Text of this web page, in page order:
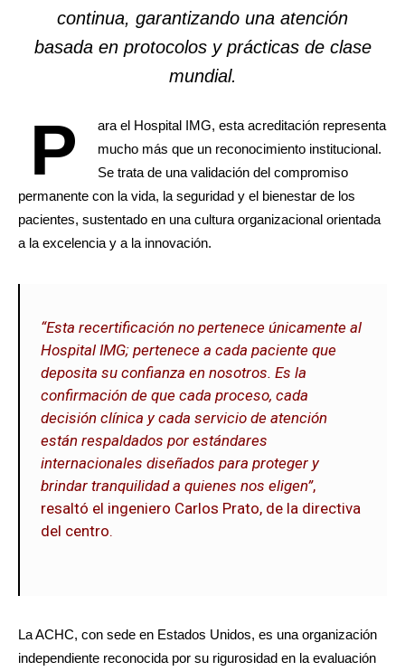
continua, garantizando una atención
basada en protocolos y prácticas de clase
mundial.
P
ara el Hospital IMG, esta acreditación representa
mucho más que un reconocimiento institucional.
Se trata de una validación del compromiso
permanente con la vida, la seguridad y el bienestar de los
pacientes, sustentado en una cultura organizacional orientada
a la excelencia y a la innovación.
“Esta recertificación no pertenece únicamente al
Hospital IMG; pertenece a cada paciente que
deposita su confianza en nosotros. Es la
confirmación de que cada proceso, cada
decisión clínica y cada servicio de atención
están respaldados por estándares
internacionales diseñados para proteger y
brindar tranquilidad a quienes nos eligen”,
resaltó el ingeniero Carlos Prato, de la directiva
del centro.
La ACHC, con sede en Estados Unidos, es una organización
independiente reconocida por su rigurosidad en la evaluación